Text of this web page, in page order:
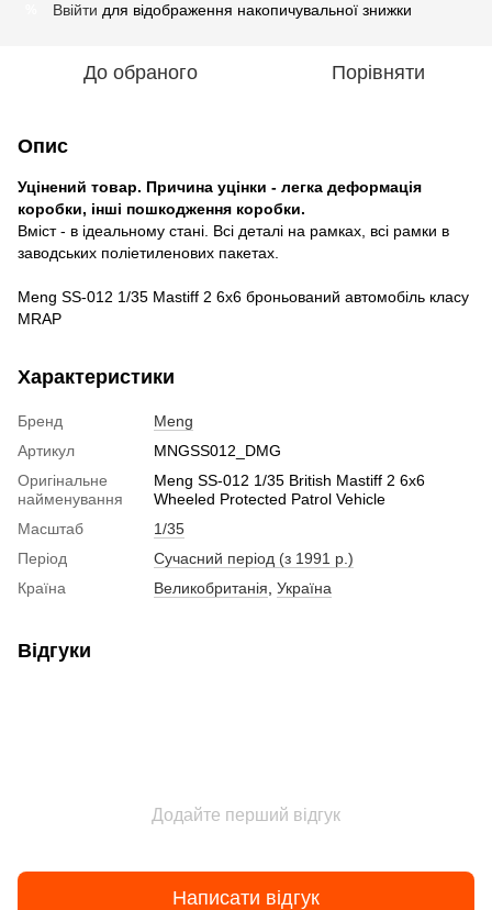
Ввійти для відображення накопичувальної знижки
До обраного Порівняти
Опис
Уцінений товар. Причина уцінки - легка деформація
коробки, інші пошкодження коробки.
Вміст - в ідеальному стані. Всі деталі на рамках, всі рамки в
заводських поліетиленових пакетах.
Meng SS-012 1/35 Mastiff 2 6x6 броньований автомобіль класу
MRAP
Характеристики
Бренд
Meng
Артикул
MNGSS012_DMG
Оригінальне
найменування
Meng SS-012 1/35 British Mastiff 2 6x6
Wheeled Protected Patrol Vehicle
Масштаб
1/35
Період
Сучасний період (з 1991 р.)
Країна
Великобританія Україна
Відгуки
Додайте перший відгук
Написати відгук